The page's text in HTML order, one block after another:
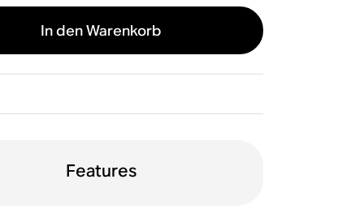
In den Warenkorb
Features